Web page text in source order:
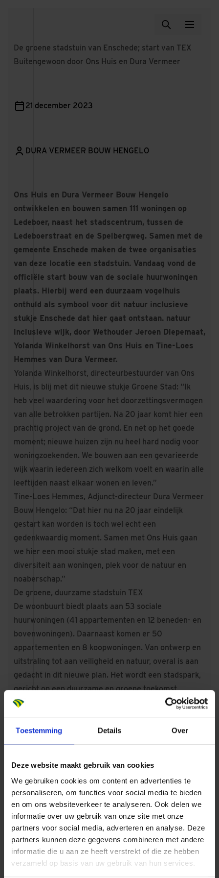
Toestemming Details Over
Deze website maakt gebruik van cookies
We gebruiken cookies om content en advertenties te
personaliseren, om functies voor social media te bieden
en om ons websiteverkeer te analyseren. Ook delen we
informatie over uw gebruik van onze site met onze
partners voor social media, adverteren en analyse. Deze
partners kunnen deze gegevens combineren met andere
informatie die u aan ze heeft verstrekt of die ze hebben
verzameld op basis van uw gebruik van hun services.
De groene stadstuin van Enschede; start van TEX
Buitengewoon door Ons Huis en Dura Vermeer
21 december 2023
DURA VERMEER BOUW HENGELO
Ons Huis en Dura Vermeer Bouw Hengelo
ontwikkelen en bouwen samen 111 woningen op
Ledeboer, naast het stadscentrum, tussen de
Ledeboerstraat en de Spelbergweg. Samen met de
gemeente Enschede maken de twee organisaties
van deze locatie een stadstuin. Vandaag vond de
officiële start bouw van de sociale huurwoningen
plaats. Hierbij werd een duurzaam vogelhuis
onthuld als symbool voor dit natuur inclusieve
stukje Enschede dat hier gaat ontstaan. natuur
inclusieve wijk, door Wethouder Jeroen Diepemaat,
Yolanda Winkelhorst van Ons Huis en Tine-Loes
Hemmes van Dura Vermeer.
Yolanda Winkelhorst, directeurbestuurder van Ons
Huis, is blij met dit nieuwe stukje Groene Stad: “Ik
heb veel waardering voor het doorzettingsvermogen
van alle betrokken partijen. Na 20 jaar komt hier een
prachtig project van de grond. En net op het goede
moment; nieuwe huizen zijn nu heel hard nodig voor
woningzoekenden. We bouwen aan een gevarieerde
wijk waarin iedereen zich welkom voelt en waarin alle
leeftijden naast elkaar wonen en leven.”
Tine-Loes Hemmes, Adjunct-directeur Dura Vermeer
Bouw Hengelo: “Dat hier nu na 20 jaar eindelijk
gestart kan worden is toch wel echt een
gedenkwaardig moment. Samen met Ons Huis gaan
we hier een mooi stukje stad maken, met een
diversiteit aan woningen, plek voor de natuur en
noaberschap.”
De groene, duurzame stadstuin TEX
De woonbuurt biedt plaats aan 53 sociale
huurwoningen (41 appartementen en 12 beneden- en
bovenwoningen). Daarnaast komen er 50
appartementen en 8 koopwoningen. Van ontwerp en
uitstraling tot aan veiligheid en natuur, overal is aan
gedacht in dit nieuwe plan. Het wordt een stadspark,
gericht op een duurzame en groene toekomst,
waarbij echt samenleven centraal staat.
Natuur inclusief, klimaat adaptief en circulair
Duurzaamheid is doorgevoerd tot in het kleinste
detail. Dit woonconcept is natuur inclusief, klimaat
appartementen, woningen, een heerlijk besloten
binnentuin. In TEX woon, leef en beleef je naast en
mét elkaar. En dat in het bruisende stadshart van
Enschede.
Eigentijds woonconcept voor iedereen
TEX is een eigentijds woonconcept dat is gericht op
het stedelijk samen wonen in een groene, gezellige
en duurzame omgeving. Jong en oud, student en